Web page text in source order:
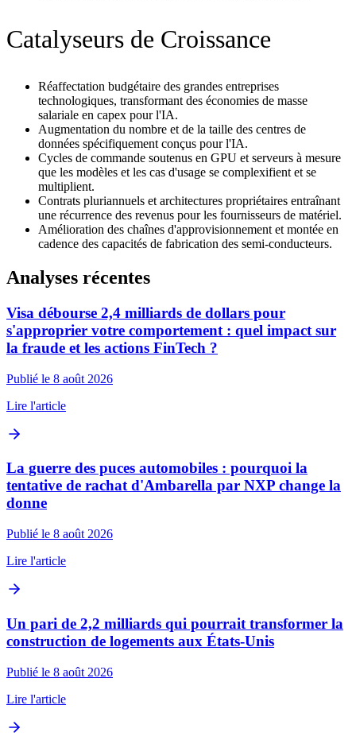
Catalyseurs de Croissance
Réaffectation budgétaire des grandes entreprises
technologiques, transformant des économies de masse
salariale en capex pour l'IA.
Augmentation du nombre et de la taille des centres de
données spécifiquement conçus pour l'IA.
Cycles de commande soutenus en GPU et serveurs à mesure
que les modèles et les cas d'usage se complexifient et se
multiplient.
Contrats pluriannuels et architectures propriétaires entraînant
une récurrence des revenus pour les fournisseurs de matériel.
Amélioration des chaînes d'approvisionnement et montée en
cadence des capacités de fabrication des semi-conducteurs.
Analyses récentes
Visa débourse 2,4 milliards de dollars pour
s'approprier votre comportement : quel impact sur
la fraude et les actions FinTech ?
Publié le 8 août 2026
Lire l'article
La guerre des puces automobiles : pourquoi la
tentative de rachat d'Ambarella par NXP change la
donne
Publié le 8 août 2026
Lire l'article
Un pari de 2,2 milliards qui pourrait transformer la
construction de logements aux États-Unis
Publié le 8 août 2026
Lire l'article